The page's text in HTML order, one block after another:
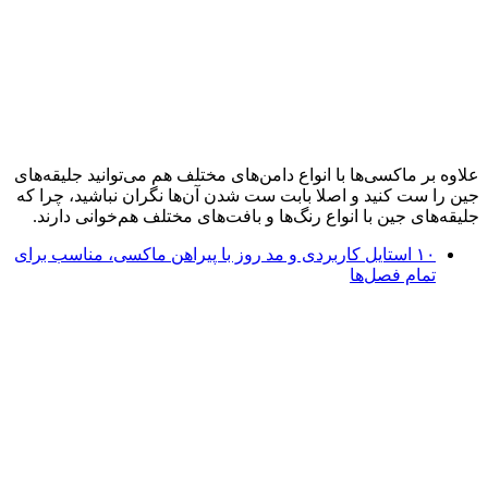
علاوه بر ماکسی‌ها با انواع دامن‌های مختلف هم می‌توانید جلیقه‌های
جین را ست کنید و اصلا بابت ست شدن آن‌ها نگران نباشید، چرا که
جلیقه‌های جین با انواع رنگ‌ها و بافت‌های مختلف هم‌خوانی دارند.
۱۰ استایل کاربردی و مد‌ روز با پیراهن ماکسی، مناسب‌‌ برای
تمام فصل‌ها